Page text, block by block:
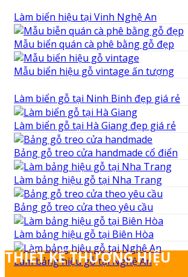
Làm biển hiệu tại Vinh Nghệ An
Mẫu biển quán cà phê bằng gỗ đẹp
Mẫu biển hiệu gỗ vintage ấn tượng
Làm biển gỗ tại Ninh Binh đẹp giá rẻ
Làm biển gỗ tại Hà Giang đẹp giá rẻ
Bảng gỗ treo cửa handmade cổ điển
Làm bảng hiệu gỗ tại Nha Trang
Bảng gỗ treo cửa theo yêu cầu
Làm bảng hiệu gỗ tại Biên Hòa
Làm bảng hiệu gỗ tại Nghệ An
THIẾT KẾ THƯƠNG HIỆU